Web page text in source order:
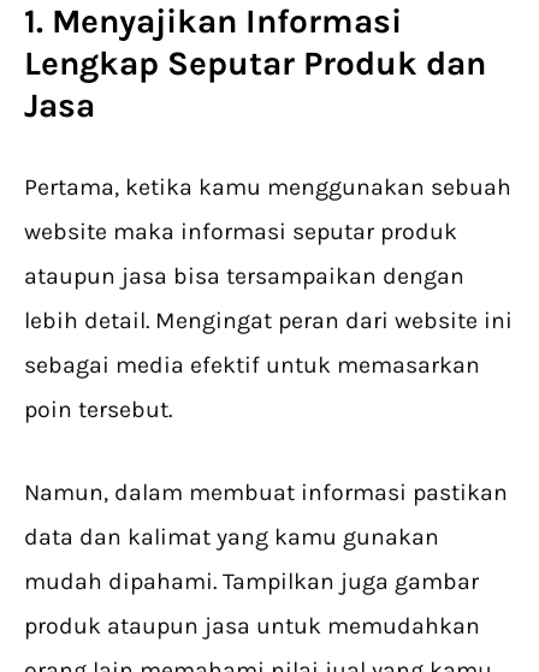
1. Menyajikan Informasi
Lengkap Seputar Produk dan
Jasa
Pertama, ketika kamu menggunakan sebuah
website maka informasi seputar produk
ataupun jasa bisa tersampaikan dengan
lebih detail. Mengingat peran dari website ini
sebagai media efektif untuk memasarkan
poin tersebut.
Namun, dalam membuat informasi pastikan
data dan kalimat yang kamu gunakan
mudah dipahami. Tampilkan juga gambar
produk ataupun jasa untuk memudahkan